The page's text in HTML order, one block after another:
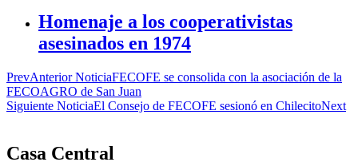
Homenaje a los cooperativistas
asesinados en 1974
PrevAnterior NoticiaFECOFE se consolida con la asociación de la
FECOAGRO de San Juan
Siguiente NoticiaEl Consejo de FECOFE sesionó en ChilecitoNext
Casa Central